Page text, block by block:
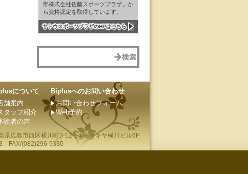
部株式会社佐藤スポーツプラザ」か
ら資格認定を取得しています。
サトウスポーツプラザのHPはこちら
について
舗案内
タッフ紹介
験者の声
Biplusへのお問い合わせ
お問い合わせフォーム
Web予約
県広島市西区横川町3-12-14 ミタキヤ横川ビル6F
FAX/(082)296-9330